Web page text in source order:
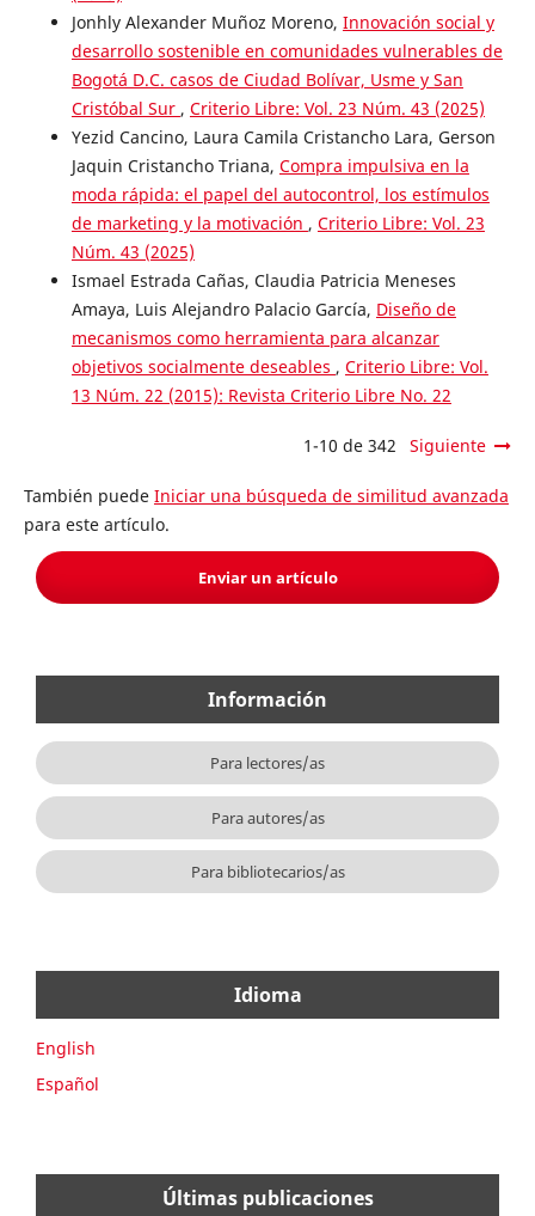
Jonhly Alexander Muñoz Moreno, Innovación social y
desarrollo sostenible en comunidades vulnerables de
Bogotá D.C. casos de Ciudad Bolívar, Usme y San
Cristóbal Sur , Criterio Libre: Vol. 23 Núm. 43 (2025)
Yezid Cancino, Laura Camila Cristancho Lara, Gerson
Jaquin Cristancho Triana, Compra impulsiva en la
moda rápida: el papel del autocontrol, los estímulos
de marketing y la motivación , Criterio Libre: Vol. 23
Núm. 43 (2025)
Ismael Estrada Cañas, Claudia Patricia Meneses
Amaya, Luis Alejandro Palacio García, Diseño de
mecanismos como herramienta para alcanzar
objetivos socialmente deseables , Criterio Libre: Vol.
13 Núm. 22 (2015): Revista Criterio Libre No. 22
1-10 de 342 Siguiente
También puede Iniciar una búsqueda de similitud avanzada
para este artículo.
Enviar un artículo
Información
Para lectores/as
Para autores/as
Para bibliotecarios/as
Idioma
English
Español
Últimas publicaciones